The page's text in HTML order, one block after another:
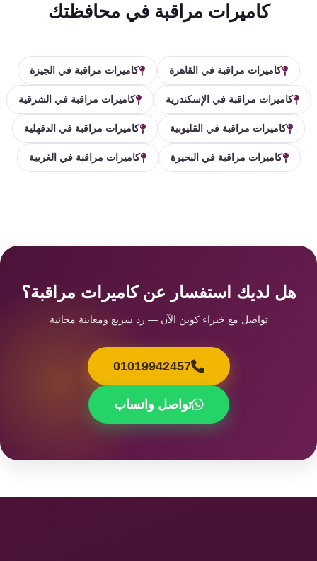
كاميرات مراقبة في محافظتك
كاميرات مراقبة في القاهرة كاميرات مراقبة في الجيزة
كاميرات مراقبة في الإسكندرية كاميرات مراقبة في الشرقية
كاميرات مراقبة في القليوبية كاميرات مراقبة في الدقهلية
كاميرات مراقبة في البحيرة كاميرات مراقبة في الغربية
هل لديك استفسار عن كاميرات مراقبة؟
تواصل مع خبراء كوين الآن — رد سريع ومعاينة مجانية
01019942457
تواصل واتساب